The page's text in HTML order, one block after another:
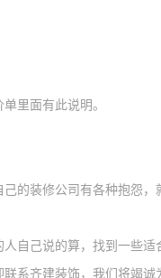
单里面有此说明。
己的装修公司有各种抱怨，
自己说的算，找到一些
系齐建装饰，我们将竭诚